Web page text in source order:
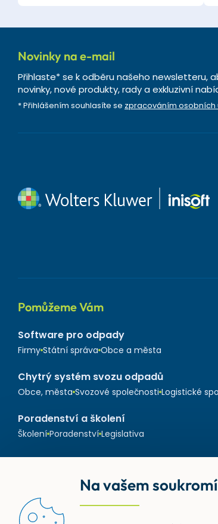
Novinky na e-mail
Přihlaste* se k odběru našeho newsletteru,
novinky, nové produkty, rady a exkluzivní
* Přihlášením souhlasíte se zpracováním osobních
Pomůžeme Vám
Software pro odpady
Firmy Státní správa Obce a města
Chytrý systém svozu odpadů
Obce, města Svozové společnosti Logistické
Poradenství a školení
Školení Poradenství Legislativa
Na vašem